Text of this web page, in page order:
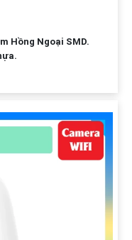
Hồng Ngoại SMD.